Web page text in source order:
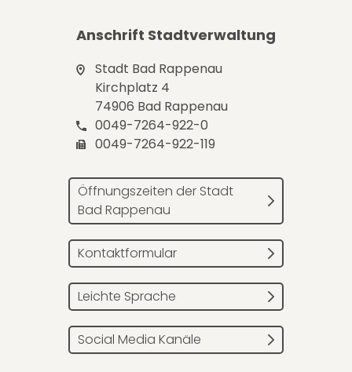
Anschrift Stadtverwaltung
Stadt Bad Rappenau
Kirchplatz 4
74906 Bad Rappenau
0049-7264-922-0
0049-7264-922-119
Öffnungszeiten der Stadt
Bad Rappenau
Kontaktformular
Leichte Sprache
Social Media Kanäle